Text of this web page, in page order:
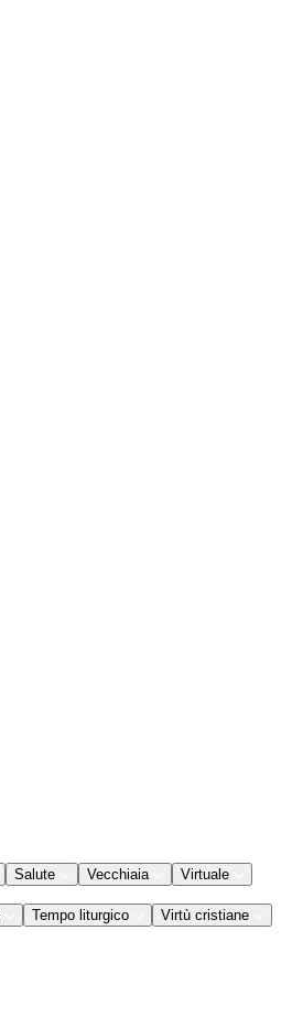
Salute Vecchiaia Virtuale
Tempo liturgico Virtù cristiane